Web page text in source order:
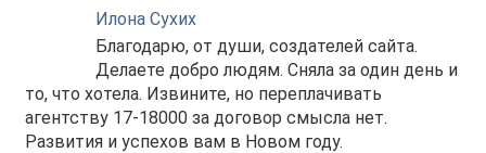
Илона Сухих
Благодарю, от души, создателей сайта.
Делаете добро людям. Сняла за один день и
то, что хотела. Извините, но переплачивать
агентству 17-18000 за договор смысла нет.
Развития и успехов вам в Новом году.